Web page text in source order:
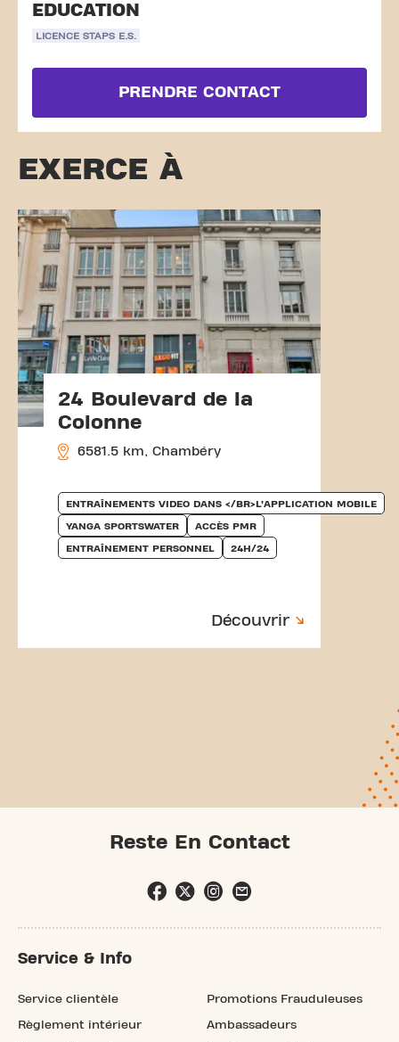
EDUCATION
LICENCE STAPS E.S.
PRENDRE CONTACT
EXERCE À
24 Boulevard de la
Colonne
6581.5 km, Chambéry
ENTRAÎNEMENTS VIDEO DANS </BR>L’APPLICATION MOBILE
YANGA SPORTSWATER ACCÈS PMR
ENTRAÎNEMENT PERSONNEL 24H/24
Découvrir
Reste En Contact
Service & Info
Service clientèle
Règlement intérieur
Promotions Frauduleuses
Ambassadeurs